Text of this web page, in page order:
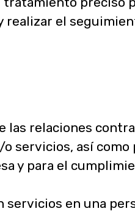
realizar el
las relaciones
servicios, así como
y para el
servicios en una